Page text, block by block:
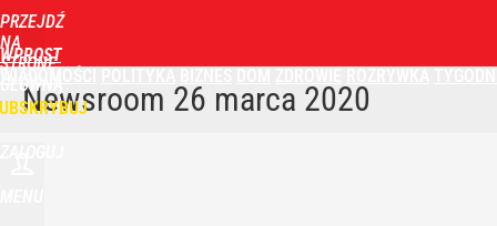
PRZEJDŹ
NA
STRONĘ
GŁÓWNĄ
WPROST
Newsroom 26 marca 2020